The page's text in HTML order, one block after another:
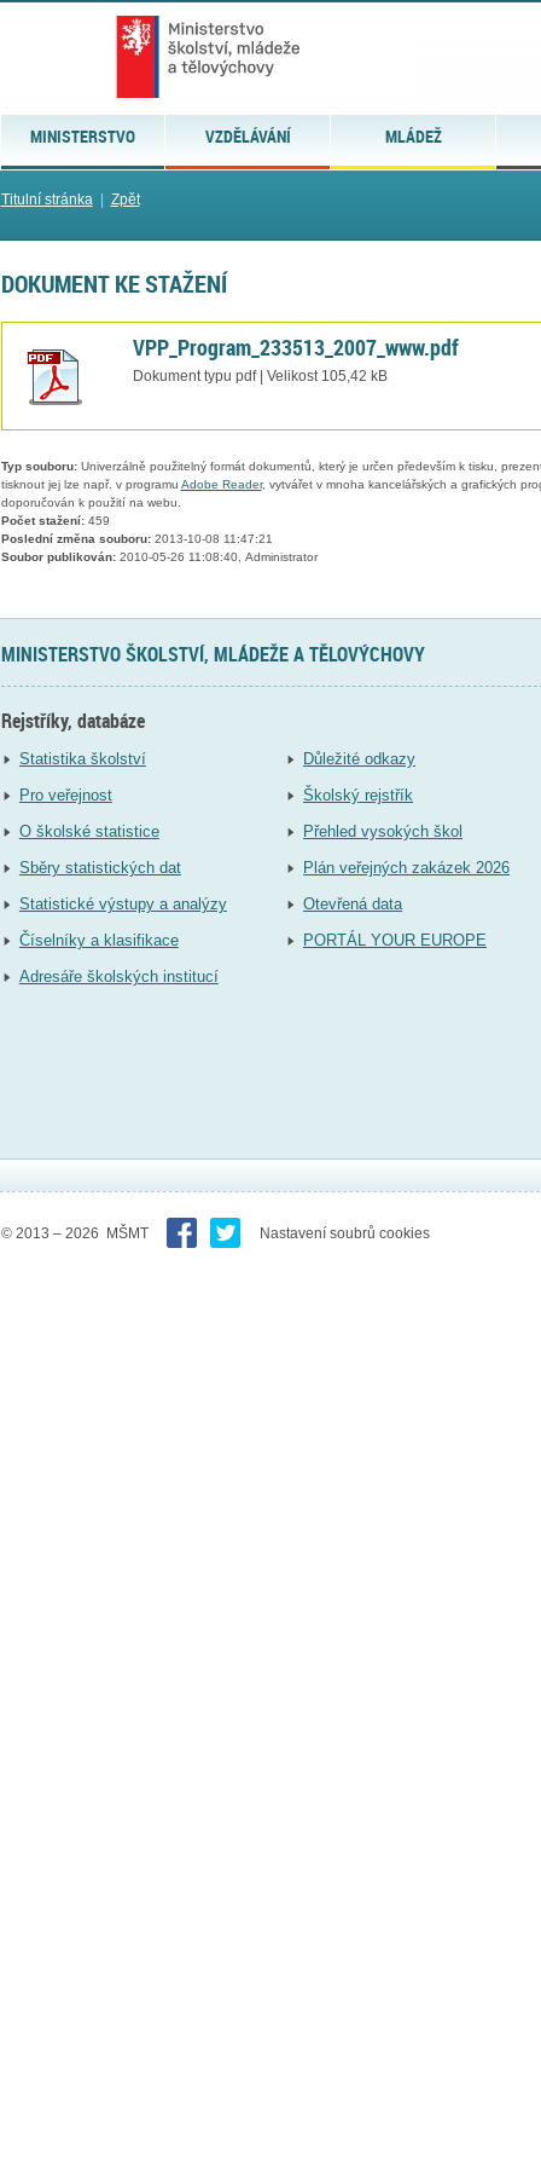
MINISTERSTVO VZDĚLÁVÁNÍ MLÁDEŽ
Titulní stránka| Zpět
DOKUMENT KE STAŽENÍ
VPP_Program_233513_2007_www.pdf
Dokument typu pdf | Velikost 105,42 kB
Typ souboru:Univerzálně použitelný formát dokumentů, který je určen především k tisku,
tisknout jej lze např. v programu Adobe Reader, vytvářet v mnoha kancelářských a grafických
doporučován k použití na webu.
Počet stažení:459
Poslední změna souboru:2013-10-08 11:47:21
Soubor publikován:2010-05-26 11:08:40, Administrator
MINISTERSTVO ŠKOLSTVÍ, MLÁDEŽE A TĚLOVÝCHOVY
Rejstříky, databáze
Statistika školství
Pro veřejnost
O školské statistice
Sběry statistických dat
Statistické výstupy a analýzy
Číselníky a klasifikace
Adresáře školských institucí
Důležité odkazy
Školský rejstřík
Přehled vysokých škol
Plán veřejných zakázek 2026
Otevřená data
PORTÁL YOUR EUROPE
© 2013 – 2026 MŠMT Nastavení soubrů cookies